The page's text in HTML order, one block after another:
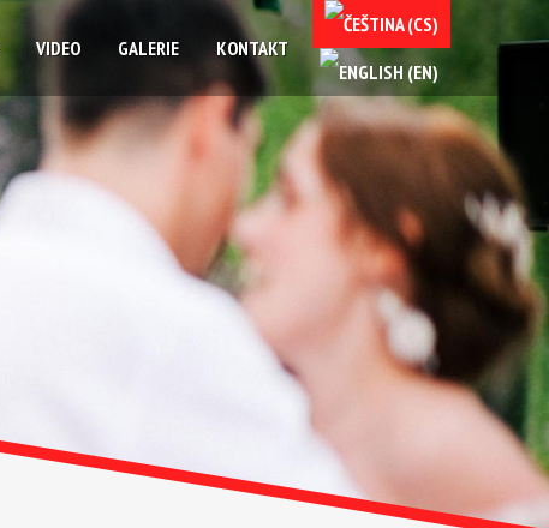
VIDEO GALERIE KONTAKT